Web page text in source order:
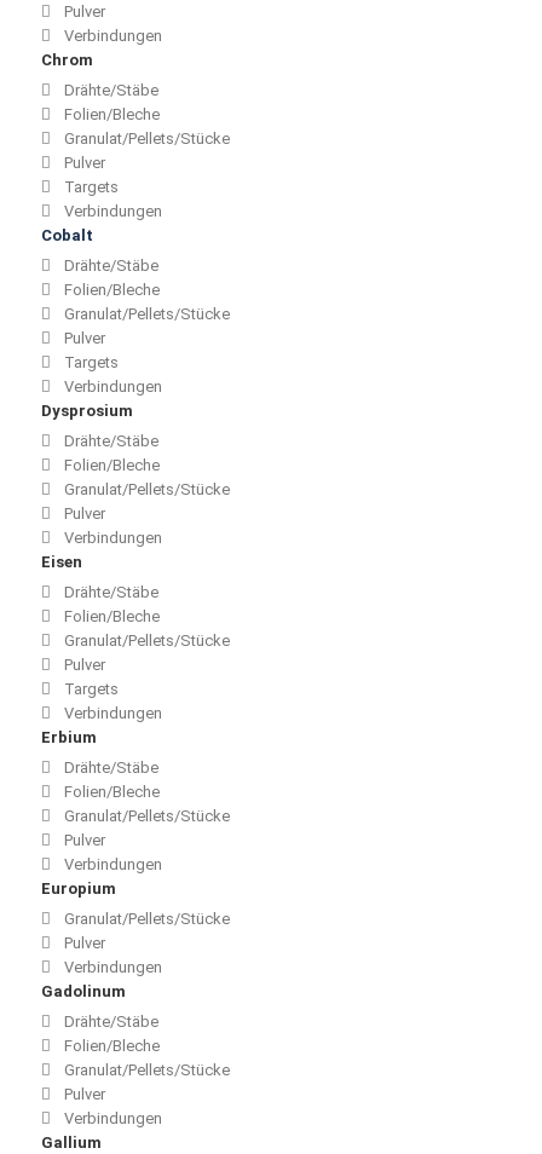
Pulver
Verbindungen
Chrom
Drähte/Stäbe
Folien/Bleche
Granulat/Pellets/Stücke
Pulver
Targets
Verbindungen
Cobalt
Drähte/Stäbe
Folien/Bleche
Granulat/Pellets/Stücke
Pulver
Targets
Verbindungen
Dysprosium
Drähte/Stäbe
Folien/Bleche
Granulat/Pellets/Stücke
Pulver
Verbindungen
Eisen
Drähte/Stäbe
Folien/Bleche
Granulat/Pellets/Stücke
Pulver
Targets
Verbindungen
Erbium
Drähte/Stäbe
Folien/Bleche
Granulat/Pellets/Stücke
Pulver
Verbindungen
Europium
Granulat/Pellets/Stücke
Pulver
Verbindungen
Gadolinum
Drähte/Stäbe
Folien/Bleche
Granulat/Pellets/Stücke
Pulver
Verbindungen
Gallium